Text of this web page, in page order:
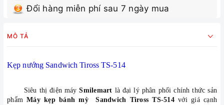
Đổi hàng miễn phí sau 7 ngày mua
MÔ TẢ
Kẹp nướng Sandwich Tiross TS-514
Siêu thị điện máySmilemart là đại lý phân phối chính thức sản
phẩmMáy kẹp bánh mỳ Sandwich Tiross TS-514với giá cạnh